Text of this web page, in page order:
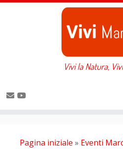
Passa
Vivi la Natura,
Pagina iniziale » Eventi